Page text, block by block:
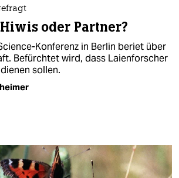
oder Partner?
Konferenz in Berlin beriet über
Befürchtet wird, dass Laienforscher
sollen.